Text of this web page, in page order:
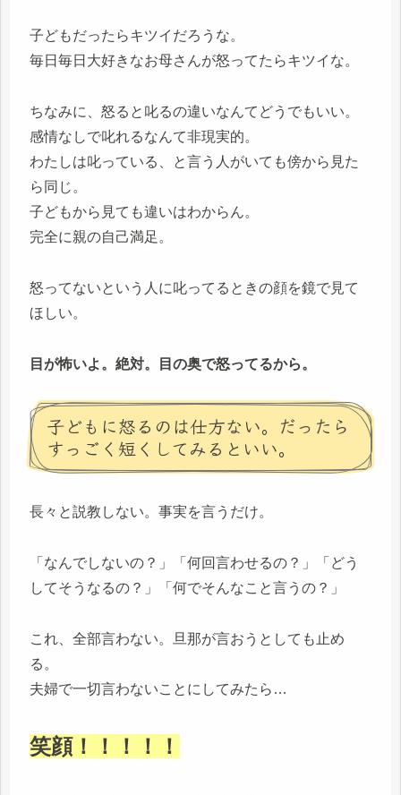
子どもだったらキツイだろうな。
毎日毎日大好きなお母さんが怒ってたらキツイな。
ちなみに、怒ると叱るの違いなんてどうでもいい。
感情なしで叱れるなんて非現実的。
わたしは叱っている、と言う人がいても傍から見た
ら同じ。
子どもから見ても違いはわからん。
完全に親の自己満足。
怒ってないという人に叱ってるときの顔を鏡で見て
ほしい。
目が怖いよ。絶対。目の奥で怒ってるから。
子どもに怒るのは仕方ない。だったら
すっごく短くしてみるといい。
長々と説教しない。事実を言うだけ。
「なんでしないの？」「何回言わせるの？」「どう
してそうなるの？」「何でそんなこと言うの？」
これ、全部言わない。旦那が言おうとしても止め
る。
夫婦で一切言わないことにしてみたら…
笑顔！！！！！